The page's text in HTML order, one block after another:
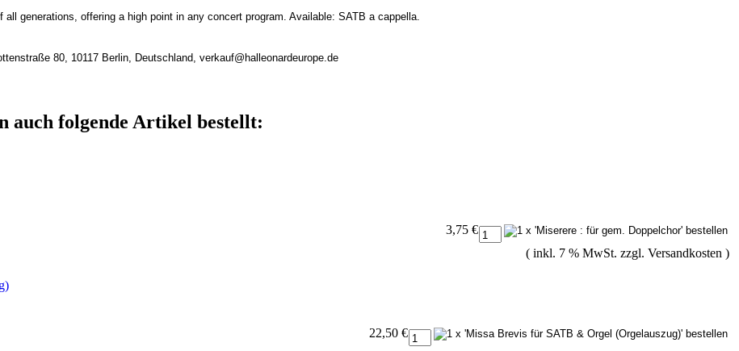
generations, offering a high point in any concert program. Available: SATB a cappella.
80, 10117 Berlin, Deutschland, verkauf@halleonardeurope.de
auch folgende Artikel bestellt:
3,75 €
( inkl. 7 % MwSt. zzgl. Versandkosten )
22,50 €